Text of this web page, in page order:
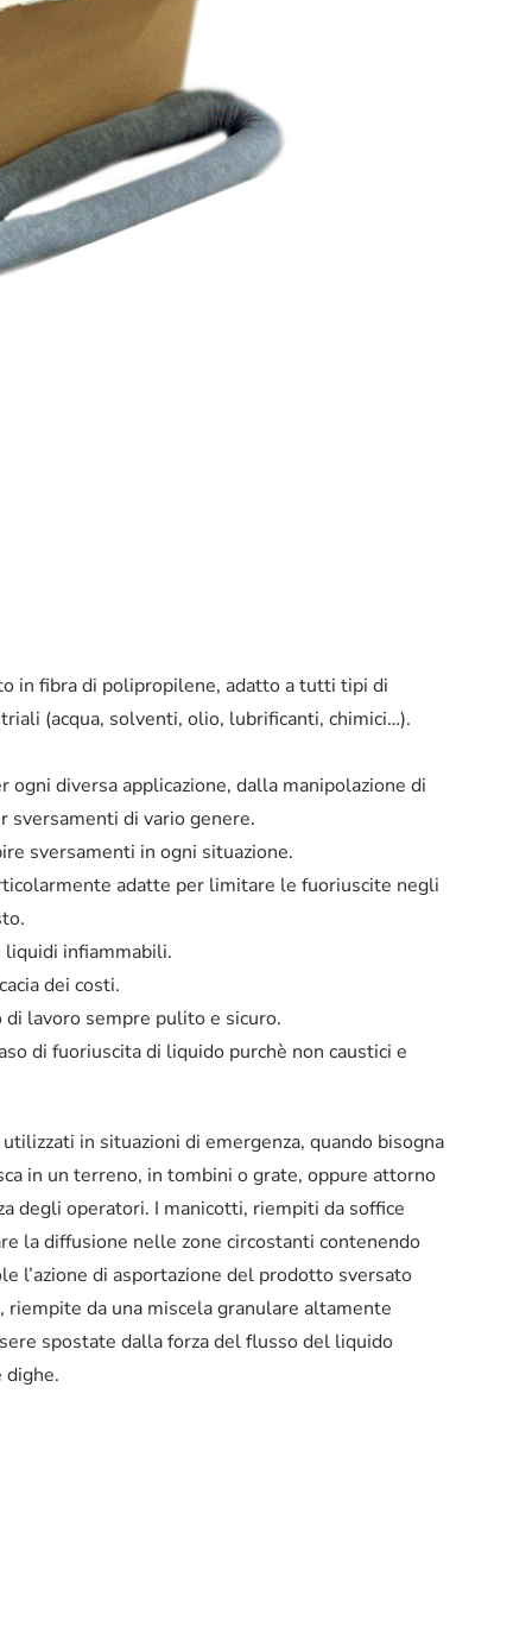
in fibra di polipropilene, adatto a tutti tipi di
(acqua, solventi, olio, lubrificanti, chimici…).
diversa applicazione, dalla manipolazione di
sversamenti di vario genere.
sversamenti in ogni situazione.
adatte per limitare le fuoriuscite negli
infiammabili.
dei costi.
lavoro sempre pulito e sicuro.
di fuoriuscita di liquido purchè non caustici e
in situazioni di emergenza, quando bisogna
in un terreno, in tombini o grate, oppure attorno
degli operatori. I manicotti, riempiti da soffice
la diffusione nelle zone circostanti contenendo
l’azione di asportazione del prodotto sversato
da una miscela granulare altamente
spostate dalla forza del flusso del liquido
dighe.